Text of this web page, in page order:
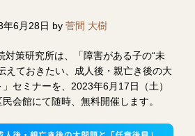
年6月28日 by 菅間 大樹
対策研究所は、「障害がある子の“未
ておきたい、成人後・親亡き後の大
セミナーを、2023年6月17日（土）
会館にて随時、無料開催します。